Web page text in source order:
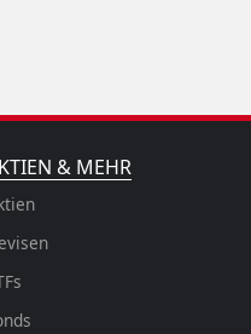
& MEHR